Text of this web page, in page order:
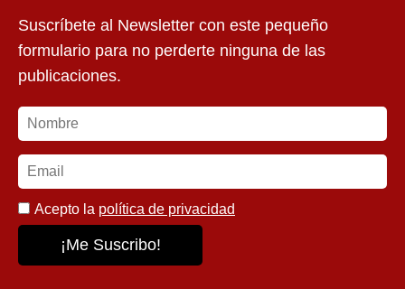
Suscríbete al Newsletter con este pequeño
formulario para no perderte ninguna de las
publicaciones.
Acepto la política de privacidad